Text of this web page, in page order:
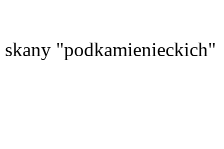
"podkamienieckich"